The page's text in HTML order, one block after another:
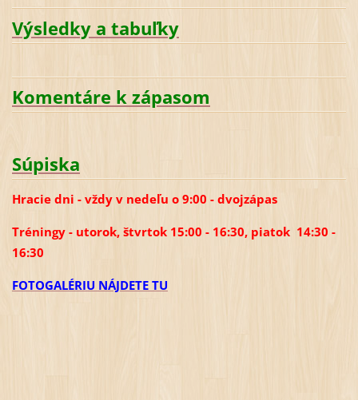
Výsledky a tabuľky
Komentáre k zápasom
Súpiska
Hracie dni - vždy v nedeľu o 9:00 - dvojzápas
Tréningy - utorok, štvrtok 15:00 - 16:30, piatok 14:30 -
16:30
FOTOGALÉRIU NÁJDETE TU